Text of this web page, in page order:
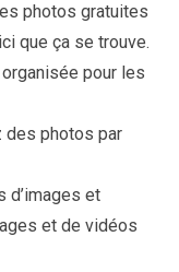
photos gratuites
que ça se trouve.
pour les
des photos par
d’images et
et de vidéos